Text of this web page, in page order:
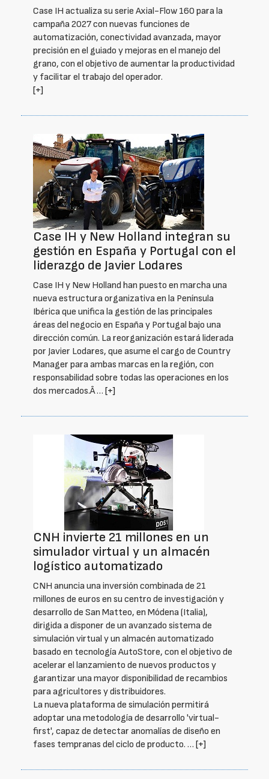
Case IH actualiza su serie Axial-Flow 160 para la
campaña 2027 con nuevas funciones de
automatización, conectividad avanzada, mayor
precisión en el guiado y mejoras en el manejo del
grano, con el objetivo de aumentar la productividad
y facilitar el trabajo del operador.
[+]
Case IH y New Holland integran su
gestión en España y Portugal con el
liderazgo de Javier Lodares
Case IH y New Holland han puesto en marcha una
nueva estructura organizativa en la Península
Ibérica que unifica la gestión de las principales
áreas del negocio en España y Portugal bajo una
dirección común. La reorganización estará liderada
por Javier Lodares, que asume el cargo de Country
Manager para ambas marcas en la región, con
responsabilidad sobre todas las operaciones en los
dos mercados.Â … [+]
CNH invierte 21 millones en un
simulador virtual y un almacén
logístico automatizado
CNH anuncia una inversión combinada de 21
millones de euros en su centro de investigación y
desarrollo de San Matteo, en Módena (Italia),
dirigida a disponer de un avanzado sistema de
simulación virtual y un almacén automatizado
basado en tecnología AutoStore, con el objetivo de
acelerar el lanzamiento de nuevos productos y
garantizar una mayor disponibilidad de recambios
para agricultores y distribuidores.
La nueva plataforma de simulación permitirá
adoptar una metodología de desarrollo 'virtual-
first', capaz de detectar anomalías de diseño en
fases tempranas del ciclo de producto. … [+]